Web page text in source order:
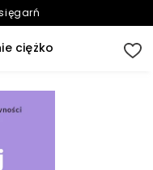
ciężko